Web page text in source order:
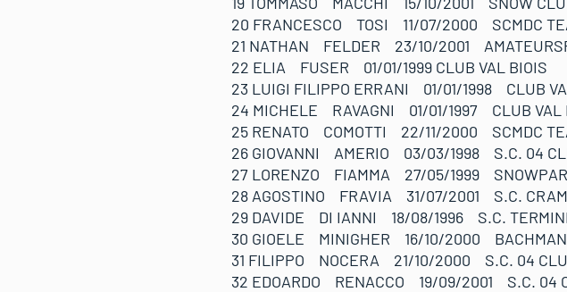
20 FRANCESCO TOSI 11/07/2000
21 NATHAN FELDER 23/10/2001
22 ELIA FUSER 01/01/1999 CLUB VAL
23 LUIGI FILIPPO ERRANI 01/01/1998
24 MICHELE RAVAGNI 01/01/1997 CLUB
25 RENATO COMOTTI 22/11/2000
26 GIOVANNI AMERIO 03/03/1998 S.C.
27 LORENZO FIAMMA 27/05/1999
28 AGOSTINO FRAVIA 31/07/2001 S.C.
29 DAVIDE DI IANNI 18/08/1996 S.C.
30 GIOELE MINIGHER 16/10/2000
31 FILIPPO NOCERA 21/10/2000 S.C. 04
32 EDOARDO RENACCO 19/09/2001 S.C.